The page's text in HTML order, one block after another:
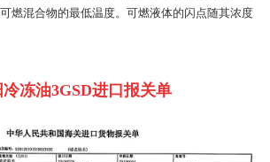
燃混合物的最低温度。可燃液体的闪点随其浓度
冷冻油3GSD进口报关单